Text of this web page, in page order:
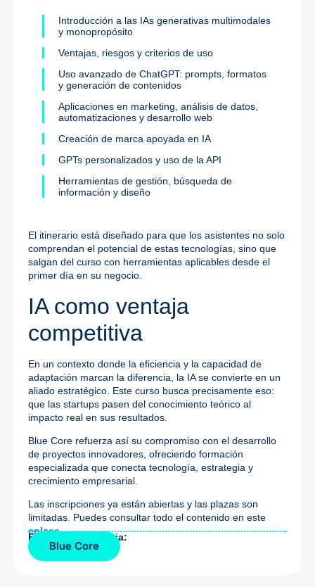
Introducción a las IAs generativas multimodales
y monopropósito
Ventajas, riesgos y criterios de uso
Uso avanzado de ChatGPT: prompts, formatos
y generación de contenidos
Aplicaciones en marketing, análisis de datos,
automatizaciones y desarrollo web
Creación de marca apoyada en IA
GPTs personalizados y uso de la API
Herramientas de gestión, búsqueda de
información y diseño
El itinerario está diseñado para que los asistentes no solo
comprendan el potencial de estas tecnologías, sino que
salgan del curso con herramientas aplicables desde el
primer día en su negocio.
IA como ventaja
competitiva
En un contexto donde la eficiencia y la capacidad de
adaptación marcan la diferencia, la IA se convierte en un
aliado estratégico. Este curso busca precisamente eso:
que las startups pasen del conocimiento teórico al
impacto real en sus resultados.
Blue Core refuerza así su compromiso con el desarrollo
de proyectos innovadores, ofreciendo formación
especializada que conecta tecnología, estrategia y
crecimiento empresarial.
Las inscripciones ya están abiertas y las plazas son
limitadas. Puedes consultar todo el contenido en este
enlace.
Fuente de la noticia:
Blue Core